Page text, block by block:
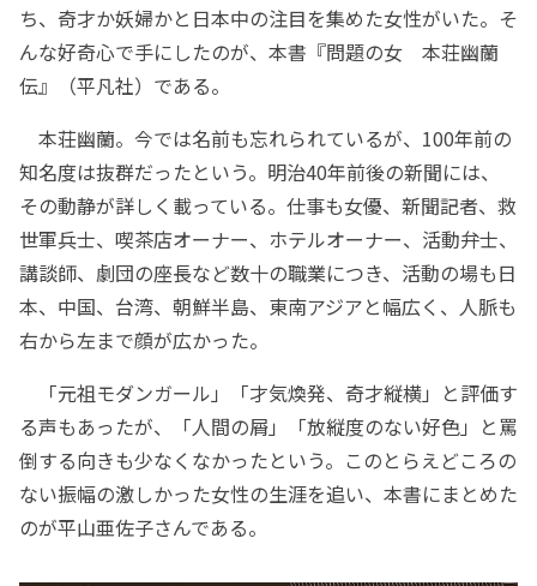
ち、奇才か妖婦かと日本中の注目を集めた女性がいた。そ
んな好奇心で手にしたのが、本書『問題の女 本荘幽蘭
伝』（平凡社）である。
本荘幽蘭。今では名前も忘れられているが、100年前の
知名度は抜群だったという。明治40年前後の新聞には、
その動静が詳しく載っている。仕事も女優、新聞記者、救
世軍兵士、喫茶店オーナー、ホテルオーナー、活動弁士、
講談師、劇団の座長など数十の職業につき、活動の場も日
本、中国、台湾、朝鮮半島、東南アジアと幅広く、人脈も
右から左まで顔が広かった。
「元祖モダンガール」「才気煥発、奇才縦横」と評価す
る声もあったが、「人間の屑」「放縦度のない好色」と罵
倒する向きも少なくなかったという。このとらえどころの
ない振幅の激しかった女性の生涯を追い、本書にまとめた
のが平山亜佐子さんである。